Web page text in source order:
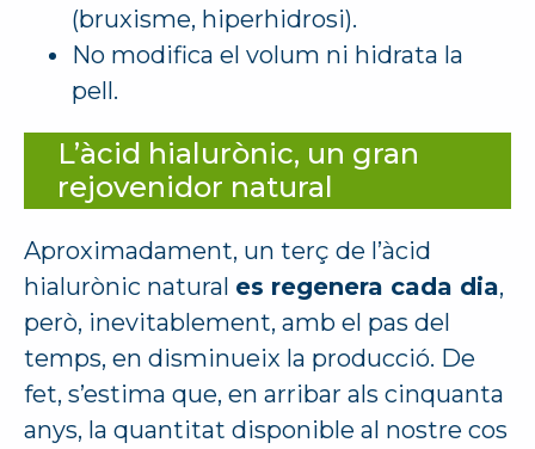
(bruxisme, hiperhidrosi).
No modifica el volum ni hidrata la
pell.
L’àcid hialurònic, un gran
rejovenidor natural
Aproximadament, un terç de l’àcid
hialurònic natural es regenera cada dia,
però, inevitablement, amb el pas del
temps, en disminueix la producció. De
fet, s’estima que, en arribar als cinquanta
anys, la quantitat disponible al nostre cos